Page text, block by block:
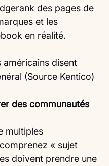
des pages de
et les
en réalité.
américains disent
(Source Kentico)
des communautés
multiples
« sujet
doivent prendre une